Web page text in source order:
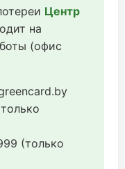
Центр
на
(офис
(только